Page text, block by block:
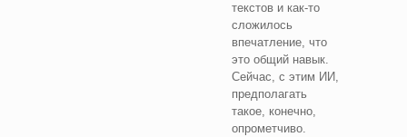
текстов и как-то
сложилось
впечатление, что
это общий навык.
Сейчас, с этим ИИ,
предполагать
такое, конечно,
опрометчиво.